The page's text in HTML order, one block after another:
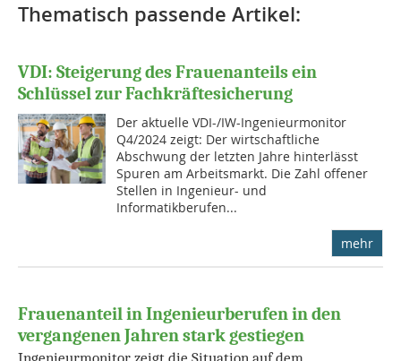
Thematisch passende Artikel:
VDI: Steigerung des Frauenanteils ein
Schlüssel zur Fachkräftesicherung
Der aktuelle VDI-/IW-Ingenieurmonitor
Q4/2024 zeigt: Der wirtschaftliche
Abschwung der letzten Jahre hinterlässt
Spuren am Arbeitsmarkt. Die Zahl offener
Stellen in Ingenieur- und
Informatikberufen...
mehr
Frauenanteil in Ingenieurberufen in den
vergangenen Jahren stark gestiegen